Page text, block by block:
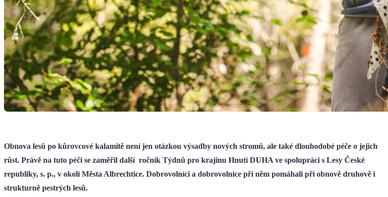
Obnova lesů po kůrovcové kalamitě není jen otázkou výsadby nových stromů, ale také dlouhodobé péče o jejich
růst. Právě na tuto péči se zaměřil další ročník Týdnů pro krajinu Hnutí DUHA ve spolupráci s Lesy České
republiky, s. p., v okolí Města Albrechtice. Dobrovolníci a dobrovolnice při něm pomáhali při obnově druhově i
strukturně pestrých lesů.